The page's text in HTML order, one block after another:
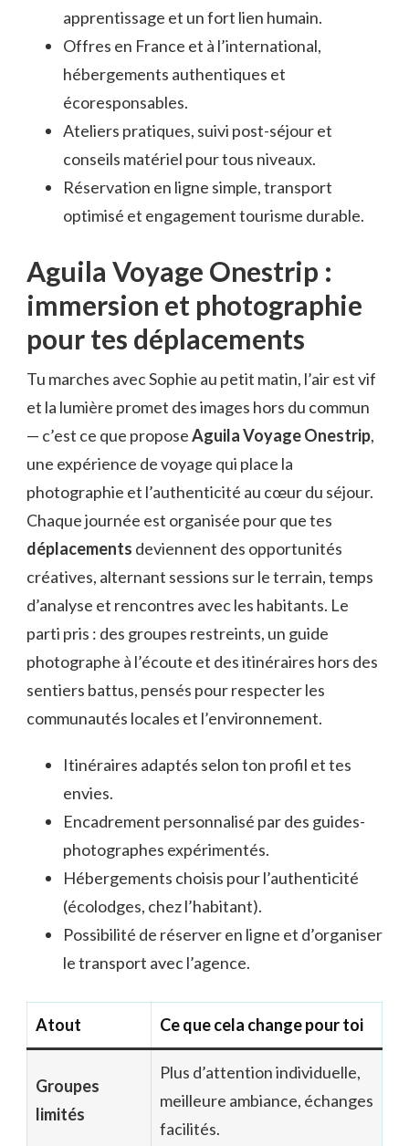
apprentissage et un fort lien humain.
Offres en France et à l’international,
hébergements authentiques et
écoresponsables.
Ateliers pratiques, suivi post-séjour et
conseils matériel pour tous niveaux.
Réservation en ligne simple, transport
optimisé et engagement tourisme durable.
Aguila Voyage Onestrip :
immersion et photographie
pour tes déplacements
Tu marches avec Sophie au petit matin, l’air est vif
et la lumière promet des images hors du commun
— c’est ce que proposeAguila Voyage Onestrip,
une expérience de voyage qui place la
photographie et l’authenticité au cœur du séjour.
Chaque journée est organisée pour que tes
déplacements deviennent des opportunités
créatives, alternant sessions sur le terrain, temps
d’analyse et rencontres avec les habitants. Le
parti pris : des groupes restreints, un guide
photographe à l’écoute et des itinéraires hors des
sentiers battus, pensés pour respecter les
communautés locales et l’environnement.
Itinéraires adaptés selon ton profil et tes
envies.
Encadrement personnalisé par des guides-
photographes expérimentés.
Hébergements choisis pour l’authenticité
(écolodges, chez l’habitant).
Possibilité de réserver en ligne et d’organiser
le transport avec l’agence.
Atout Ce que cela change pour toi
Groupes
limités
Plus d’attention individuelle,
meilleure ambiance, échanges
facilités.